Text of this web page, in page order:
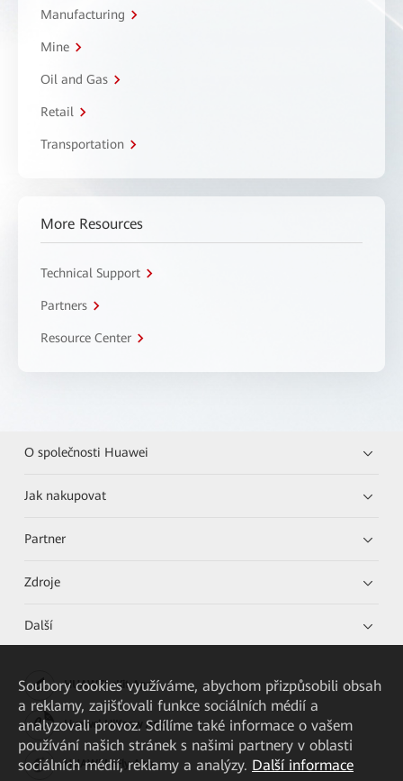
Manufacturing
Mine
Oil and Gas
Retail
Transportation
More Resources
Technical Support
Partners
Resource Center
O společnosti Huawei
Jak nakupovat
Partner
Zdroje
Další
HUAWEI eKit App
Huawei HiKnow App
HUAWEI eFly App
Soubory cookies využíváme, abychom přizpůsobili obsah
a reklamy, zajišťovali funkce sociálních médií a
analyzovali provoz. Sdílíme také informace o vašem
používání našich stránek s našimi partnery v oblasti
sociálních médií, reklamy a analýzy. Další informace